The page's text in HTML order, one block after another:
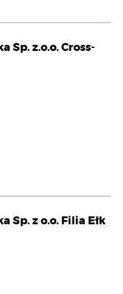
Sp. z.o.o. Cross-
Sp. z o.o. Filia Ełk